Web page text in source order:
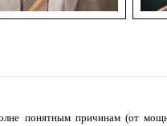
понятным причинам (от